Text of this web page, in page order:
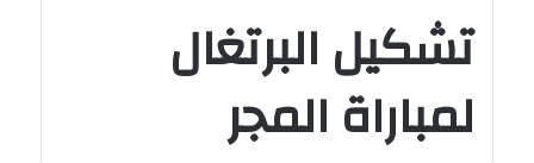
تشكيل البرتغال
لمباراة المجر